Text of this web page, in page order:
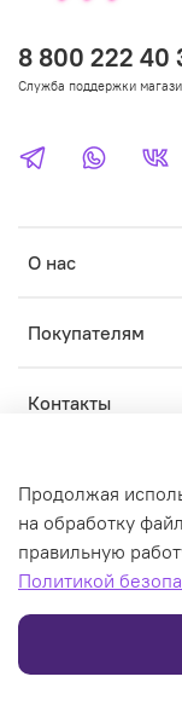
О нас
Покупателям
Контакты
8 800 222 40
Служба поддержки
© WILDWINS -
использование
запрещено
Online store created
Продолжая
на обработку
правильную
Политикой